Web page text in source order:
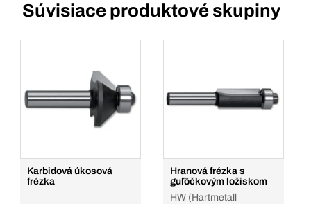
Súvisiace produktové skupiny
Karbidová úkosová
frézka
Hranová frézka s
guľôčkovým ložiskom
HW (Hartmetall